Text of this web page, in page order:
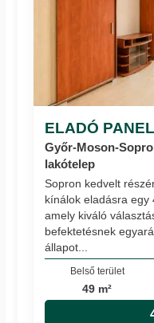
ELADÓ
Győr-Moson-
lakótelep
Sopron kedvelt
kínálok eladásra egy
amely kiváló
befektetésnek
állapot...
Belső terület
49 m²